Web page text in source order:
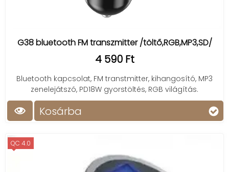
G38 bluetooth FM transzmitter /töltő,RGB,MP3,SD/
4 590 Ft
Bluetooth kapcsolat, FM transtmitter, kihangosító, MP3
zenelejátszó, PD18W gyorstöltés, RGB világítás.
Kosárba
QC 4.0